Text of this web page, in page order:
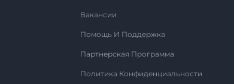
Вакансии
Помощь И Поддержка
Партнерская Программа
Политика Конфиденциальности